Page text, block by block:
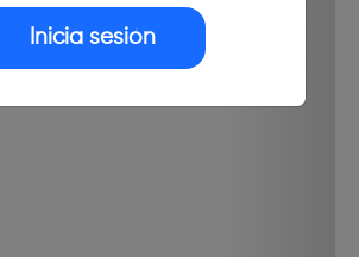
Inicia sesión